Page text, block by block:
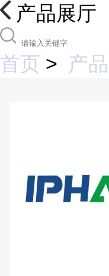
产品展厅
首页 > 产